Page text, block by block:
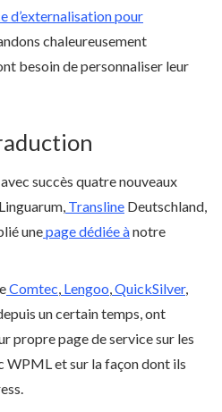
d’externalisation pour
chaleureusement
besoin de personnaliser leur
succès quatre nouveaux
Transline Deutschland,
unepage dédiée ànotre
Comtec, Lengoo,QuickSilver,
un certain temps, ont
propre page de service sur les
WPML et sur la façon dont ils